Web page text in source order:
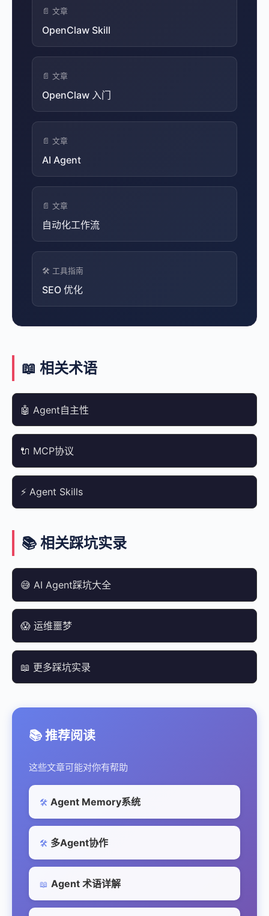
📄 文章
OpenClaw Skill
📄 文章
OpenClaw 入门
📄 文章
AI Agent
📄 文章
自动化工作流
🛠️ 工具指南
SEO 优化
📖 相关术语
🤖 Agent自主性
🔌 MCP协议
⚡ Agent Skills
📚 相关踩坑实录
😅 AI Agent踩坑大全
😱 运维噩梦
📖 更多踩坑实录
📚 推荐阅读
这些文章可能对你有帮助
🛠️ Agent Memory系统
🛠️ 多Agent协作
📖 Agent 术语详解